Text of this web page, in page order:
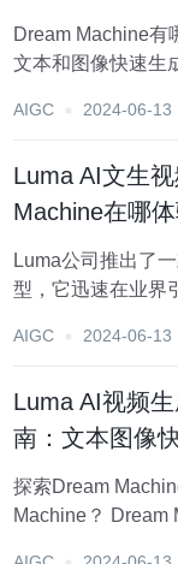
Dream Machine有
文本和图像快速生
生成物理上准确、
AIGC 2024-06-13
Luma AI文生
Machine在哪
Luma公司推出了
型，它迅速在业界
体验，具有以下特点与优势: 速度与效
AIGC 2024-06-13
Luma AI视频
南：文本图像
探索Dream
Machine？